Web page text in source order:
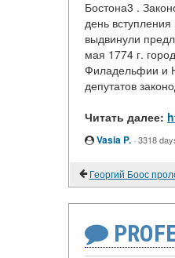
Бостона3 .
день
выдвинули
мая 1774 г.
Филадельфии и
депутатов
Читать далее:
Vasia P. · 3318
Георгий Боос